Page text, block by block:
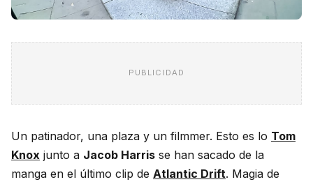
PUBLICIDAD
Un patinador, una plaza y un filmmer. Esto es lo Tom
Knox junto a Jacob Harris se han sacado de la
manga en el último clip de Atlantic Drift. Magia de